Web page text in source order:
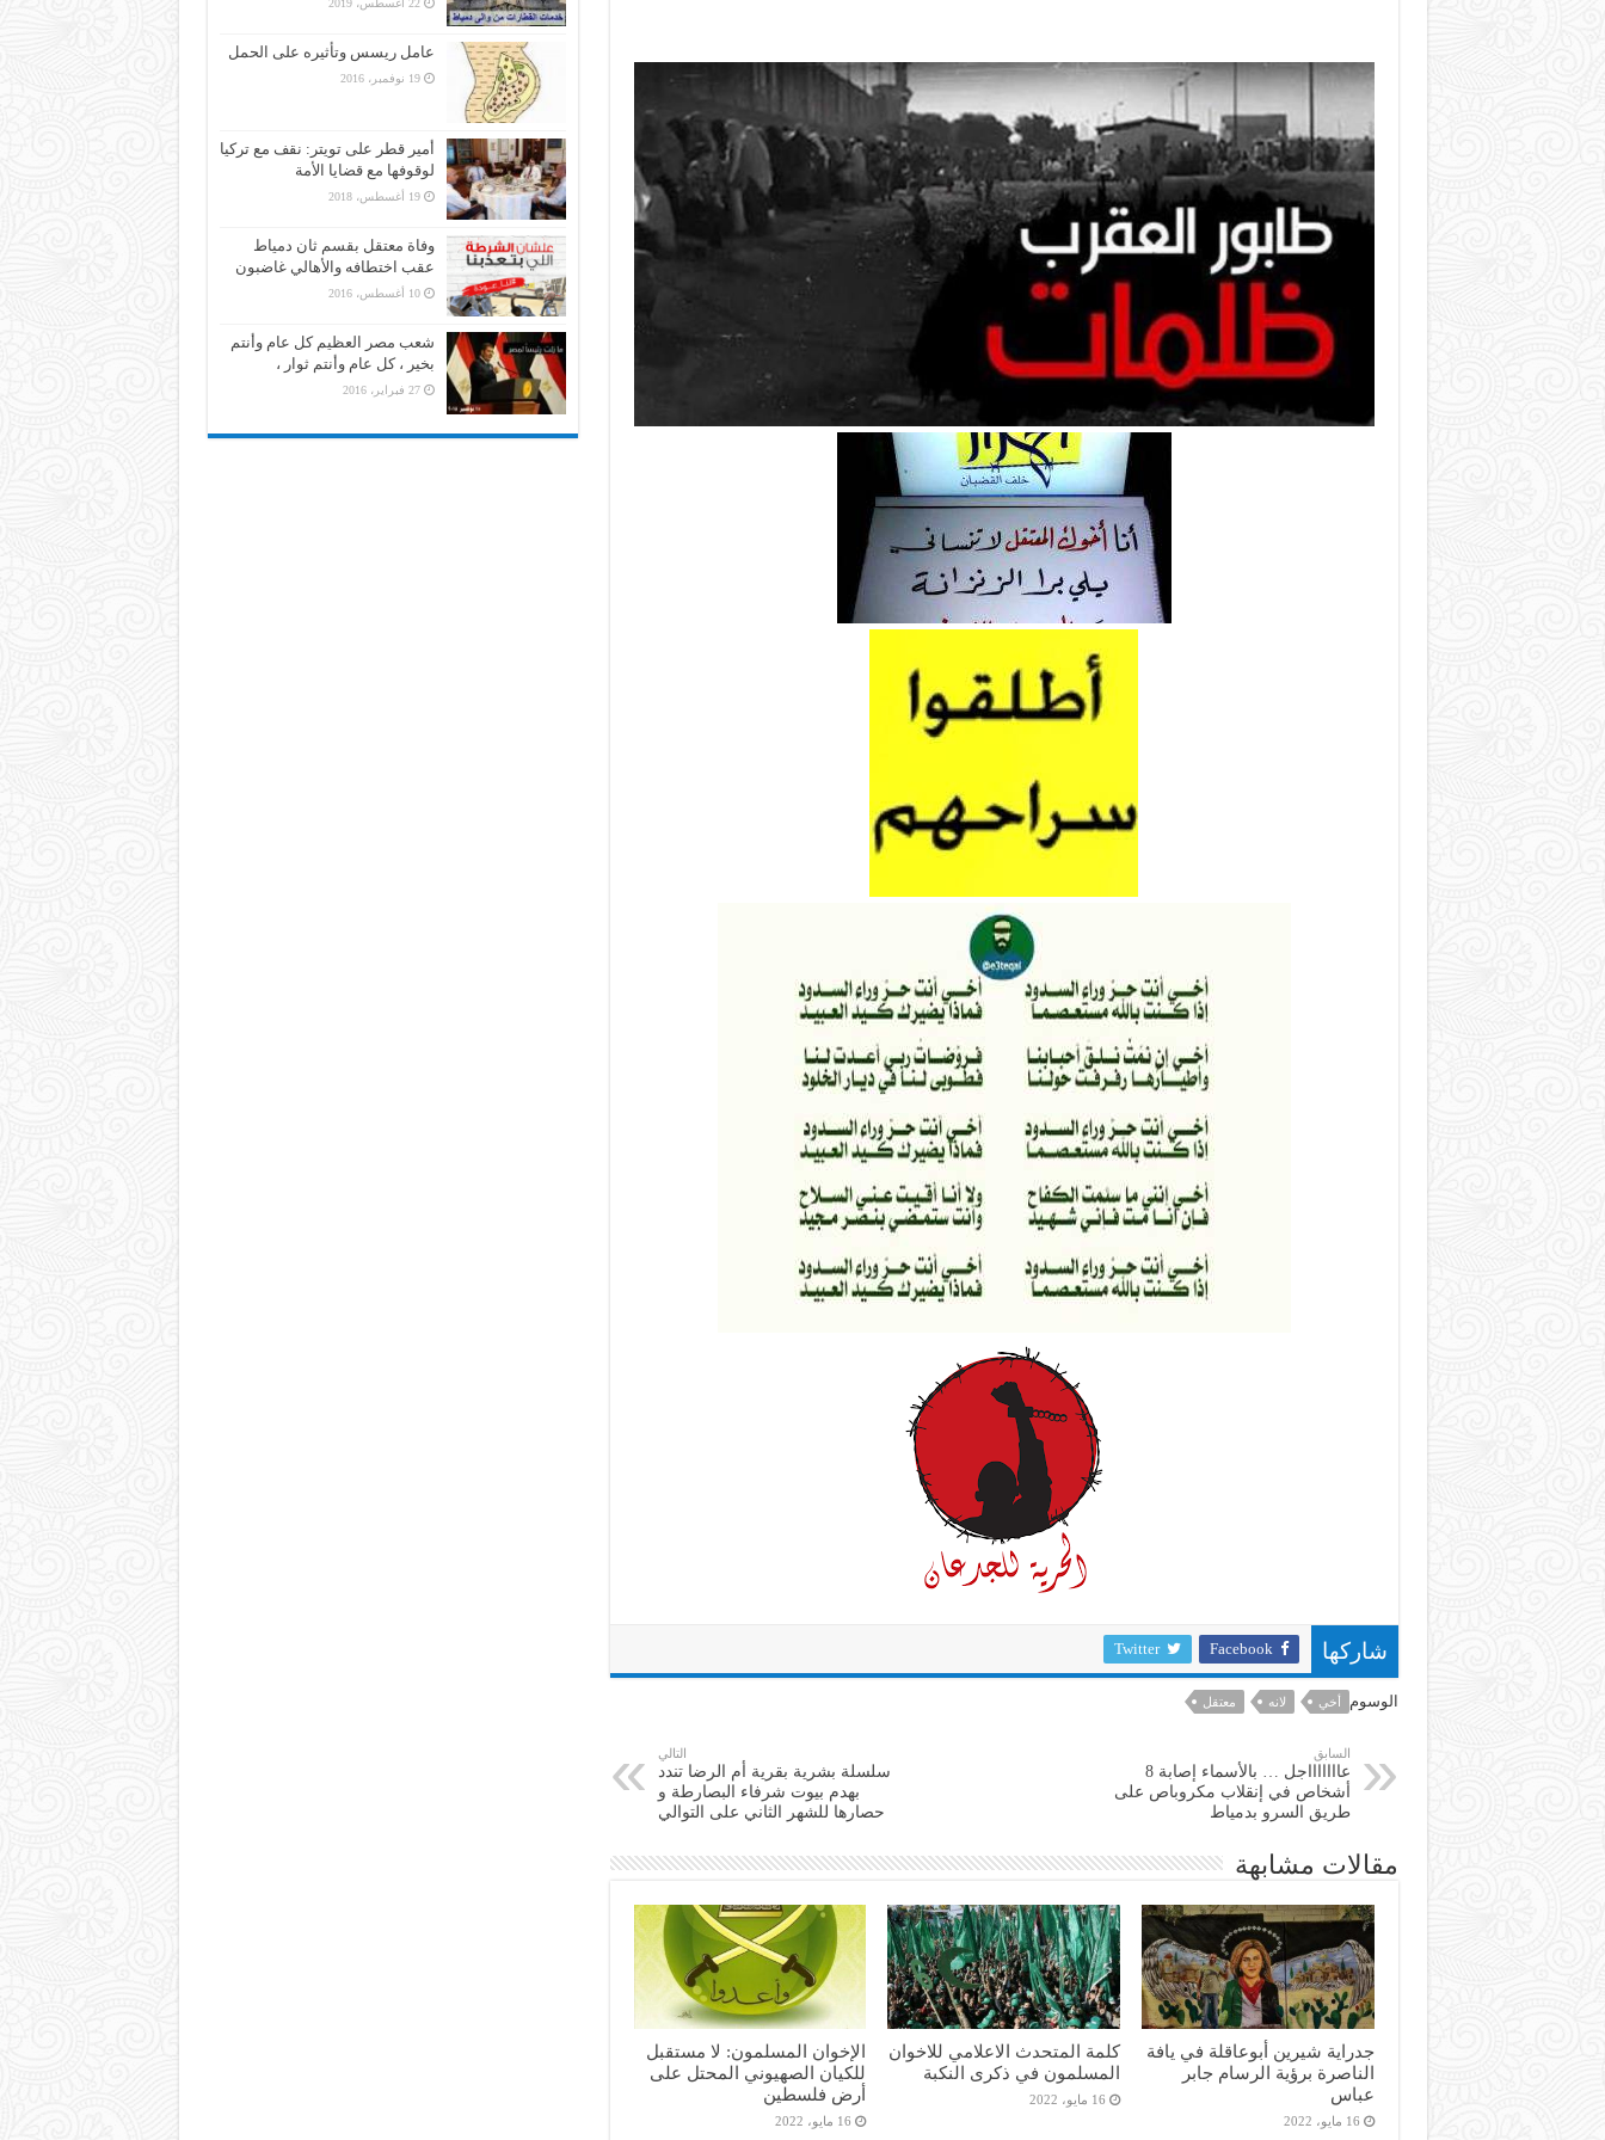
شاركها Facebook
Twitter
الوسوم أخي لانه معتقل
السابق
عاااااااجل … بالأسماء إصابة 8
أشخاص في إنقلاب مكروباص على
طريق السرو بدمياط
التالي
سلسلة بشرية بقرية أم الرضا تندد
بهدم بيوت شرفاء البصارطة و
حصارها للشهر الثاني على التوالي
مقالات مشابهة
جدراية شيرين أبوعاقلة في يافة
الناصرة برؤية الرسام جابر
عباس
16 مايو، 2022
كلمة المتحدث الاعلامي للاخوان
المسلمون في ذكرى النكبة
16 مايو، 2022
الإخوان المسلمون: لا مستقبل
للكيان الصهيوني المحتل على
أرض فلسطين
16 مايو، 2022
22 أغسطس، 2019
عامل ريسس وتأثيره على الحمل
19 نوفمبر، 2016
أمير قطر على تويتر: نقف مع تركيا
لوقوفها مع قضايا الأمة
19 أغسطس، 2018
وفاة معتقل بقسم ثان دمياط
عقب اختطافه والأهالي غاضبون
10 أغسطس، 2016
شعب مصر العظيم كل عام وأنتم
بخير ، كل عام وأنتم ثوار ،
27 فبراير، 2016